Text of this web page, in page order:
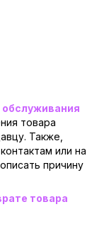
обслуживания
товара
Также,
или на
причину
товара